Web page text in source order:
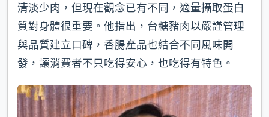
清淡少肉，但現在觀念已有不同，適量攝取蛋白
質對身體很重要。他指出，台糖豬肉以嚴謹管理
與品質建立口碑，香腸產品也結合不同風味開
發，讓消費者不只吃得安心，也吃得有特色。